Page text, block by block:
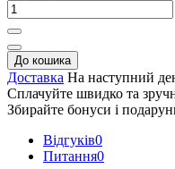
До кошика
Доставка На наступний
Сплачуйте швидко та
Збирайте бонуси і
Відгуків0
Питання0